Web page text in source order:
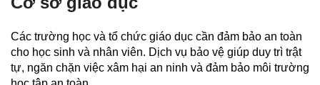
Các trường học và tổ chức giáo dục cần đảm bảo an toàn
cho học sinh và nhân viên. Dịch vụ bảo vệ giúp duy trì trật
tự, ngăn chặn việc xâm hại an ninh và đảm bảo môi trường